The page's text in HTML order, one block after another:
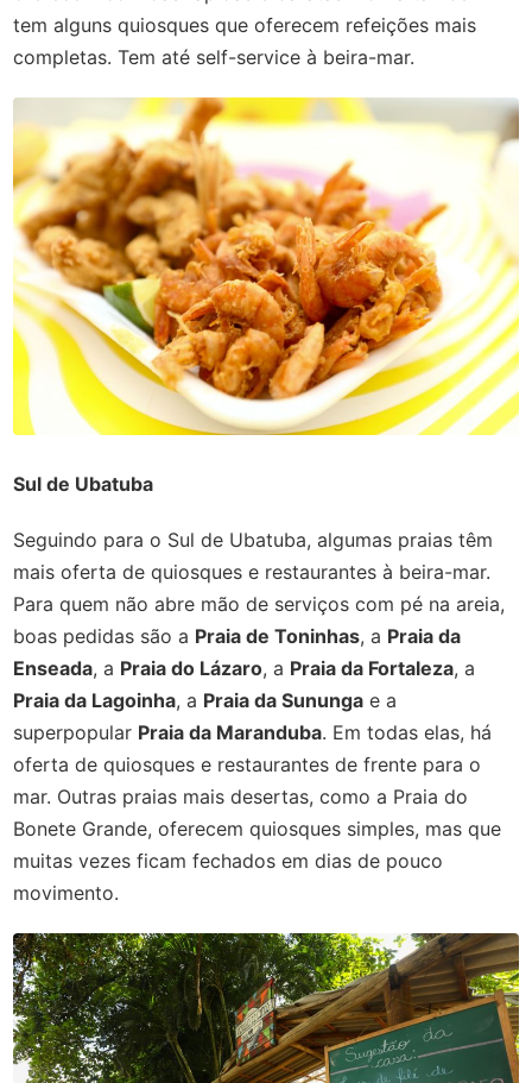
tem alguns quiosques que oferecem refeições mais
completas. Tem até self-service à beira-mar.
Sul de Ubatuba
Seguindo para o Sul de Ubatuba, algumas praias têm
mais oferta de quiosques e restaurantes à beira-mar.
Para quem não abre mão de serviços com pé na areia,
boas pedidas são a Praia de Toninhas, a Praia da
Enseada, a Praia do Lázaro, a Praia da Fortaleza, a
Praia da Lagoinha, a Praia da Sununga e a
superpopular Praia da Maranduba. Em todas elas, há
oferta de quiosques e restaurantes de frente para o
mar. Outras praias mais desertas, como a Praia do
Bonete Grande, oferecem quiosques simples, mas que
muitas vezes ficam fechados em dias de pouco
movimento.